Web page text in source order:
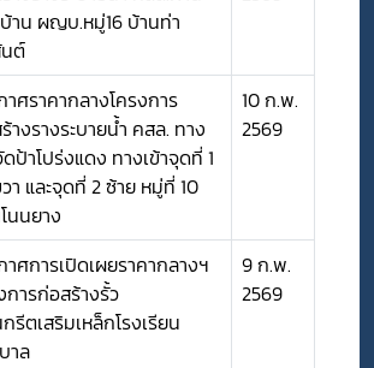
าน ผญบ.หมู่16 บ้านท่า
ต์
าศราคากลางโครงการ
างรางระบายน้ำ คสล. ทาง
ดป้าโปร่งแดง ทางเข้าจุดที่ 1
า และจุดที่ 2 ซ้าย หมู่ที่ 10
นนยาง
10 ก.พ.
2569
าศการเปิดเผยราคากลางฯ
การก่อสร้างรั้ว
รีตเสริมเหล็กโรงเรียน
าล
9 ก.พ.
2569